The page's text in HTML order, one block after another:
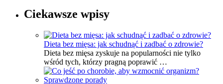
Ciekawsze wpisy
Dieta bez mięsa: jak schudnąć i zadbać o zdrowie?
Dieta bez mięsa zyskuje na popularności nie tylko
wśród tych, którzy pragną poprawić …